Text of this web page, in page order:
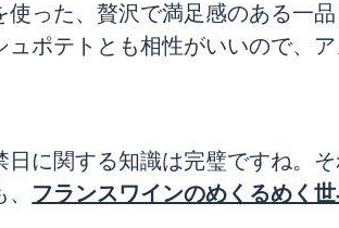
使った、贅沢で満足感のある一
ポテトとも相性がいいので、
に関する知識は完璧ですね。
フランスワインのめくるめく